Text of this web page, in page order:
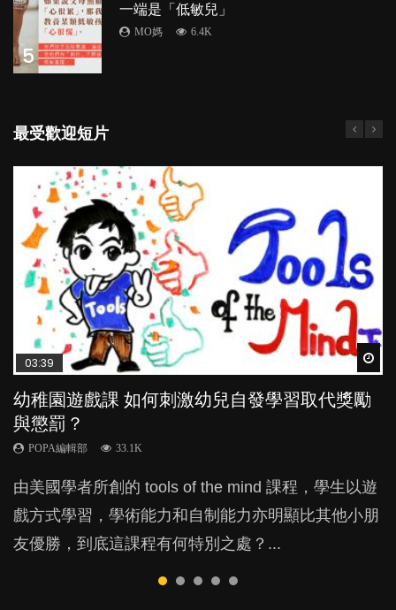
5
一端是「低敏兒」
MO媽 6.4K
最受歡迎短片
03:39
幼稚園遊戲課 如何刺激幼兒自發學習取代獎勵
與懲罰？
POPA編輯部 33.1K
由美國學者所創的 tools of the mind 課程，學生以遊
戲方式學習，學術能力和自制能力亦明顯比其他小朋
友優勝，到底這課程有何特別之處？...
04:59
幼兒playgroup真係玩耍中學習？研究指BB 15個
月大前上堂不見效果
POPA編輯部 47.1K
現今小朋友的起跑線，愈推愈前。雖然政府並無官方
的統計數字，但粗略估算，香港至少有六、七百家早
期教育中心，但孩子是否愈早上Playgroup愈好？...
03:02
老公患產後憂鬱症對BB的影響
POPA編輯部
鬱，影響日常生活，嚴重的甚至會有自殺，或傷害小
朋友的念頭。但為何爸爸患上產後抑鬱往往難以察
覺？...
04:06
全職好？在職好？｜全職媽媽與在職媽媽的壓
力與價值
POPA編輯部 25.8K
許多媽媽心底可能都有一刻掙扎過：究竟全職好，還
是在職好。雖說每個家庭都有自己的獨特狀況和考慮
因素，但原來全職和在職媽媽所養育的子女其實都各
04:18
凡事以BB為中心，就係好爸媽？｜別忽視父母
的身心虛耗
POPA編輯部 31.5K
父母日夜無間、身心俱疲地照顧BB，如何做到正向
教養？部份父母更會為了小朋友放棄自己的嗜好、減
少出席朋友聚會等等，你以為會換來美好的親子關